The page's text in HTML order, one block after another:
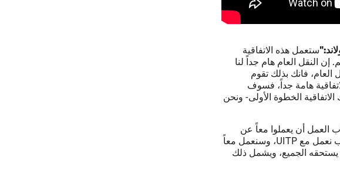
ستعمل هذه الاتفاقية
إن النقل العام هام جداً لنا
فانك بذلك تقوم
هامة جداً، فسوف
الخطوة الأولى- ونحن
العمل أن يعملوا معاً عن
نعمل مع UITP، وسنعمل معاً
يستحقه الجميع، ويشمل ذلك